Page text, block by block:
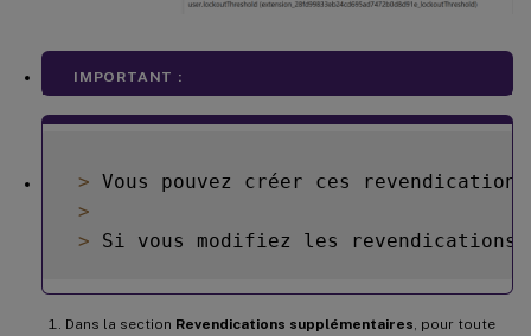
IMPORTANT :
> Vous pouvez créer ces
>
> Si vous modifiez les revendications
Dans la section Revendications supplémentaires , pour toute